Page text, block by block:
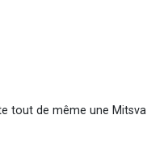
tout de même une Mitsva